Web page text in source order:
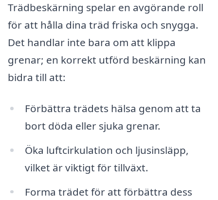
Trädbeskärning spelar en avgörande roll
för att hålla dina träd friska och snygga.
Det handlar inte bara om att klippa
grenar; en korrekt utförd beskärning kan
bidra till att:
Förbättra trädets hälsa genom att ta
bort döda eller sjuka grenar.
Öka luftcirkulation och ljusinsläpp,
vilket är viktigt för tillväxt.
Forma trädet för att förbättra dess